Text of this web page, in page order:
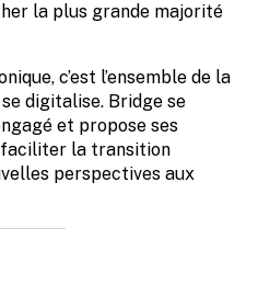
la plus grande majorité
c’est l’ensemble de la
digitalise. Bridge se
et propose ses
faciliter la transition
perspectives aux